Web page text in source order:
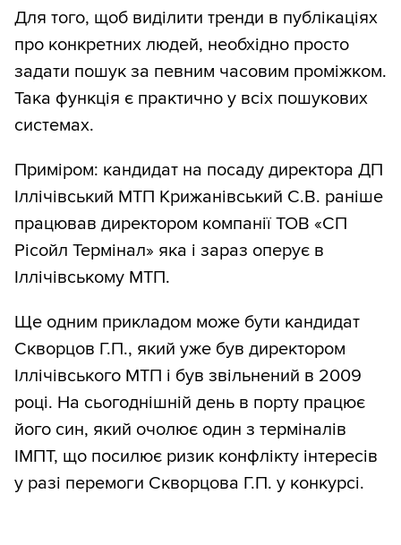
Для того, щоб виділити тренди в публікаціях
про конкретних людей, необхідно просто
задати пошук за певним часовим проміжком.
Така функція є практично у всіх пошукових
системах.
Приміром: кандидат на посаду директора ДП
Іллічівський МТП Крижанівський С.В. раніше
працював директором компанії ТОВ «СП
Рісойл Термінал» яка і зараз оперує в
Іллічівському МТП.
Ще одним прикладом може бути кандидат
Скворцов Г.П., який уже був директором
Іллічівського МТП і був звільнений в 2009
році. На сьогоднішній день в порту працює
його син, який очолює один з терміналів
ІМПТ, що посилює ризик конфлікту інтересів
у разі перемоги Скворцова Г.П. у конкурсі.